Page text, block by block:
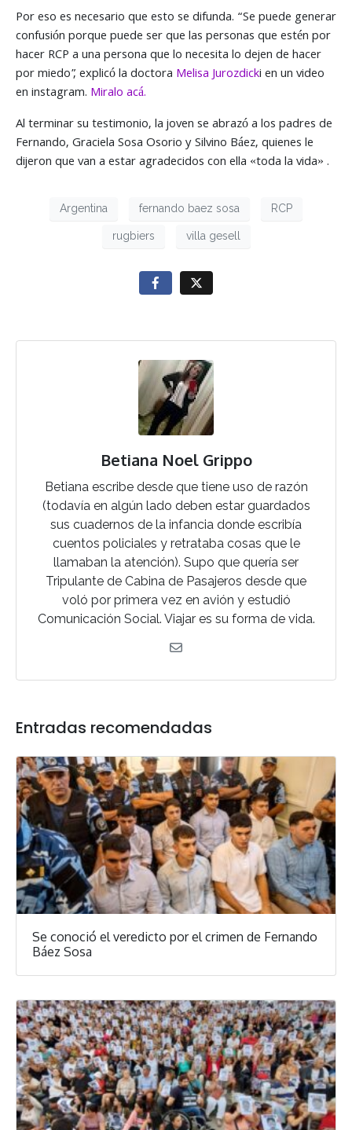
Por eso es necesario que esto se difunda. “Se puede generar
confusión porque puede ser que las personas que estén por
hacer RCP a una persona que lo necesita lo dejen de hacer
por miedo”, explicó la doctora Melisa Jurozdicki en un video
en instagram. Miralo acá.
Al terminar su testimonio, la joven se abrazó a los padres de
Fernando, Graciela Sosa Osorio y Silvino Báez, quienes le
dijeron que van a estar agradecidos con ella «toda la vida» .
Argentina fernando baez sosa RCP
rugbiers villa gesell
Betiana Noel Grippo
Betiana escribe desde que tiene uso de razón
(todavía en algún lado deben estar guardados
sus cuadernos de la infancia donde escribía
cuentos policiales y retrataba cosas que le
llamaban la atención). Supo que quería ser
Tripulante de Cabina de Pasajeros desde que
voló por primera vez en avión y estudió
Comunicación Social. Viajar es su forma de vida.
Entradas recomendadas
Se conoció el veredicto por el crimen de Fernando
Báez Sosa